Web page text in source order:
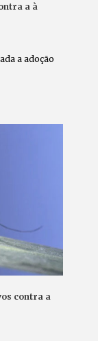
a à
a adoção
contra a